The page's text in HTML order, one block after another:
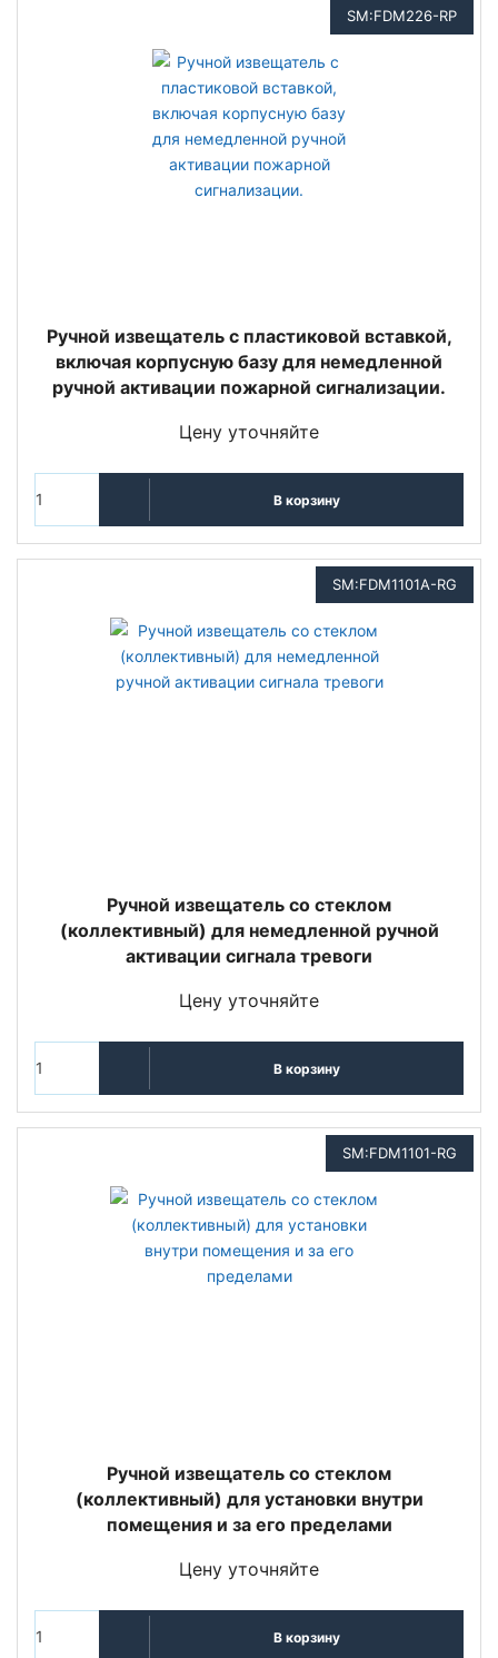
SM:FDM226-RP
Ручной извещатель с пластиковой вставкой,
включая корпусную базу для немедленной
ручной активации пожарной сигнализации.
Цену уточняйте
В корзину
SM:FDM1101A-RG
Ручной извещатель со стеклом
(коллективный) для немедленной ручной
активации сигнала тревоги
Цену уточняйте
В корзину
SM:FDM1101-RG
Ручной извещатель со стеклом
(коллективный) для установки внутри
помещения и за его пределами
Цену уточняйте
В корзину